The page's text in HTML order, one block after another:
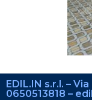
EDIL.IN s.r.l. –
0650513818 –